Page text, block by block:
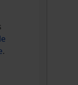
le
.